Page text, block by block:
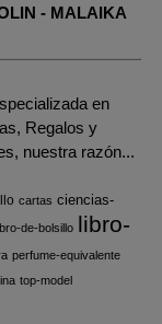
- MALAIKA
en
Regalos y
nuestra razón...
cartas ciencias-
de-bolsillo libro-
perfume-equivalente
top-model